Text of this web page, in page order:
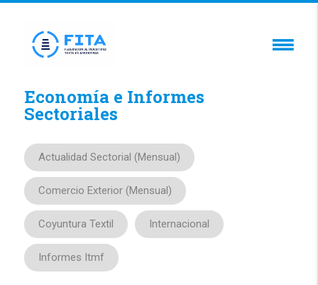
Economía e Informes
Sectoriales
Actualidad Sectorial (Mensual)
Comercio Exterior (Mensual)
Coyuntura Textil Internacional
Informes Itmf